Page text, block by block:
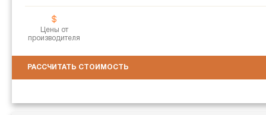
Цены от
производителя
РАССЧИТАТЬ СТОИМОСТЬ